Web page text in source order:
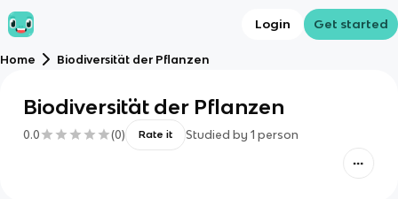
Login Get started
Home Biodiversit¨at der Pflanzen
Biodiversit¨at der Pflanzen
0.0 (0) Rate it Studied by 1 person